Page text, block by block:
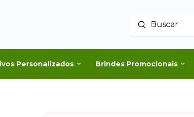
Buscar
Enviar
Personalizados Brindes Promocionais